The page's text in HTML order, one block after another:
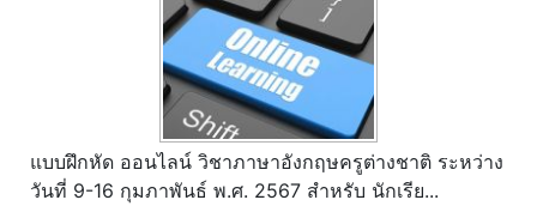
แบบฝึกหัด ออนไลน์ วิชาภาษาอังกฤษครูต่างชาติ ระหว่าง
วันที่ 9-16 กุมภาพันธ์ พ.ศ. 2567 สำหรับ นักเรีย...